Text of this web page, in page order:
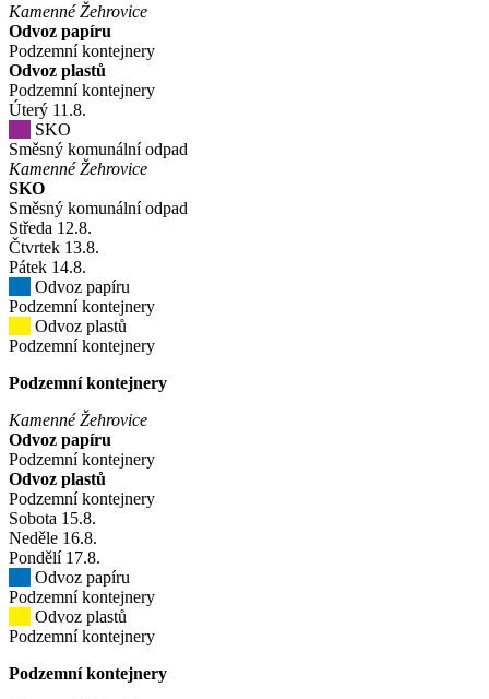
Kamenné Žehrovice
Odvoz papíru
Podzemní kontejnery
Odvoz plastů
Podzemní kontejnery
Úterý 11 .8.
SKO
Směsný komunální odpad
Kamenné Žehrovice
SKO
Směsný komunální odpad
Středa 12.8.
Čtvrtek 13.8.
Pátek 14.8.
Odvoz papíru
Podzemní kontejnery
Odvoz plastů
Podzemní kontejnery
Podzemní kontejnery
Kamenné Žehrovice
Odvoz papíru
Podzemní kontejnery
Odvoz plastů
Podzemní kontejnery
Sobota 15.8.
Neděle 16.8.
Pondělí 17.8.
Odvoz papíru
Podzemní kontejnery
Odvoz plastů
Podzemní kontejnery
Podzemní kontejnery